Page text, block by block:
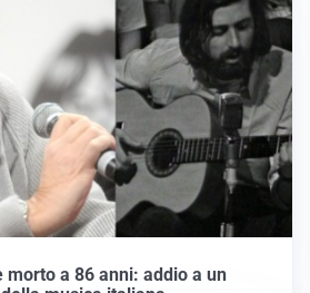
morto a 86 anni: addio a un